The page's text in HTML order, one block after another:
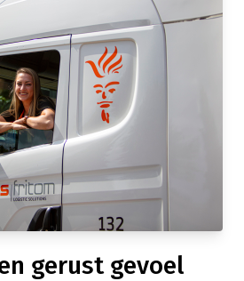
gerust gevoel